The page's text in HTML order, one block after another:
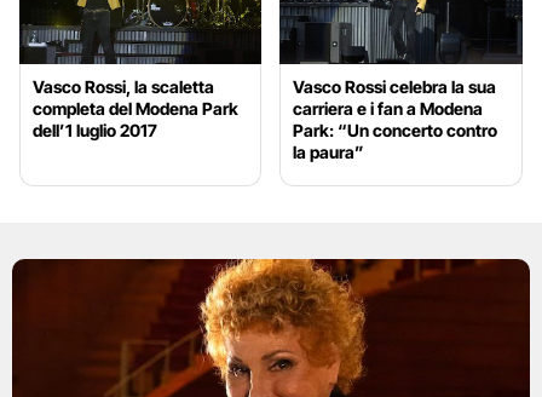
Vasco Rossi, la scaletta
completa del Modena Park
dell’1 luglio 2017
Vasco Rossi celebra la sua
carriera e i fan a Modena
Park: “Un concerto contro
la paura”